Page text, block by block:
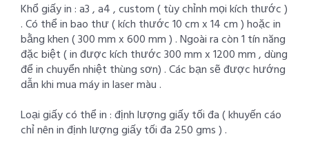
Khổ giấy in : a3 , a4 , custom ( tùy chỉnh mọi kích thước )
. Có thể in bao thư ( kích thước 10 cm x 14 cm ) hoặc in
bằng khen ( 300 mm x 600 mm ) . Ngoài ra còn 1 tín năng
đặc biệt ( in được kích thước 300 mm x 1200 mm , dùng
để in chuyển nhiệt thùng sơn) . Các bạn sẽ được hướng
dẫn khi mua máy in laser màu .
Loại giấy có thể in : định lượng giấy tối đa ( khuyến cáo
chỉ nên in định lượng giấy tối đa 250 gms ) .